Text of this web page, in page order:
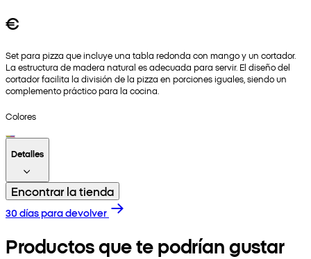
€
Set para pizza que incluye una tabla redonda con mango y un cortador.
La estructura de madera natural es adecuada para servir. El diseño del
cortador facilita la división de la pizza en porciones iguales, siendo un
complemento práctico para la cocina.
Colores
Detalles
Encontrar la tienda
30 días para devolver
Productos que te podrían gustar